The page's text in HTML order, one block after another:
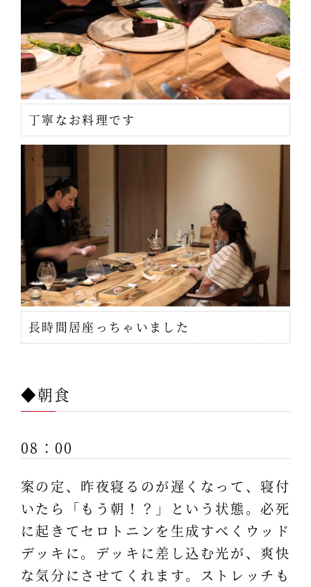
丁寧なお料理です
長時間居座っちゃいました
◆朝食
08：00
案の定、昨夜寝るのが遅くなって、寝付
いたら「もう朝！？」という状態。必死
に起きてセロトニンを生成すべくウッド
デッキに。デッキに差し込む光が、爽快
な気分にさせてくれます。ストレッチも